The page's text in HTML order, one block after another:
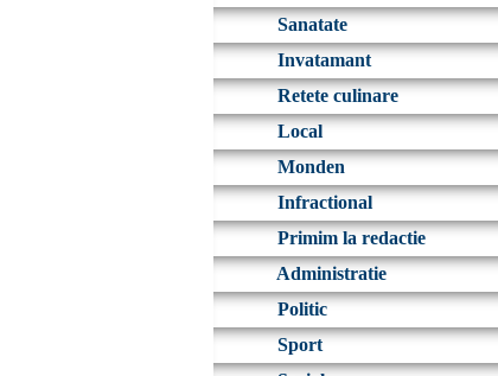
Sanatate
Invatamant
Retete culinare
Local
Monden
Infractional
Primim la redactie
Administratie
Politic
Sport